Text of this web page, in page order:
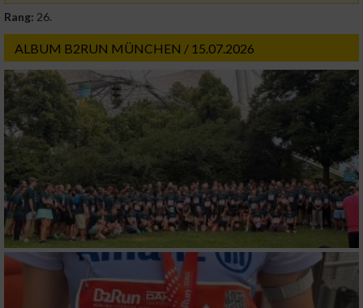
Rang: 26.
ALBUM B2RUN MÜNCHEN / 15.07.2026